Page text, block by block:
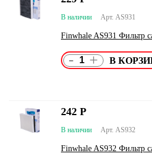
Арт. AS931
В наличии
Finwhale AS931 Фильтр
- +
Арт. AS932
В наличии
Finwhale AS932 Фильтр
242 Р